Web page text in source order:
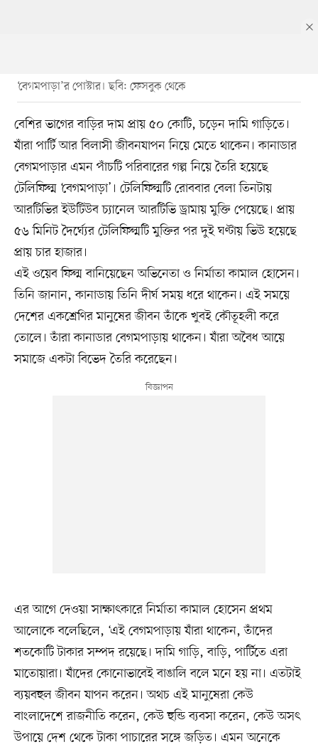
‘বেগমপাড়া’র পোস্টার। ছবি: ফেসবুক থেকে
বেশির ভাগের বাড়ির দাম প্রায় ৫০ কোটি, চড়েন দামি গাড়িতে।
যাঁরা পার্টি আর বিলাসী জীবনযাপন নিয়ে মেতে থাকেন। কানাডার
বেগমপাড়ার এমন পাঁচটি পরিবারের গল্প নিয়ে তৈরি হয়েছে
টেলিফিল্ম ‘বেগমপাড়া’। টেলিফিল্মটি রোববার বেলা তিনটায়
আরটিভির ইউটিউব চ্যানেল আরটিভি ড্রামায় মুক্তি পেয়েছে। প্রায়
৫৬ মিনিট দৈর্ঘ্যের টেলিফিল্মটি মুক্তির পর দুই ঘণ্টায় ভিউ হয়েছে
প্রায় চার হাজার।
এই ওয়েব ফিল্ম বানিয়েছেন অভিনেতা ও নির্মাতা কামাল হোসেন।
তিনি জানান, কানাডায় তিনি দীর্ঘ সময় ধরে থাকেন। এই সময়ে
দেশের একশ্রেণির মানুষের জীবন তাঁকে খুবই কৌতূহলী করে
তোলে। তাঁরা কানাডার বেগমপাড়ায় থাকেন। যাঁরা অবৈধ আয়ে
সমাজে একটা বিভেদ তৈরি করেছেন।
এর আগে দেওয়া সাক্ষাৎকারে নির্মাতা কামাল হোসেন প্রথম
আলোকে বলেছিলে, ‘এই বেগমপাড়ায় যাঁরা থাকেন, তাঁদের
শতকোটি টাকার সম্পদ রয়েছে। দামি গাড়ি, বাড়ি, পার্টিতে এরা
মাতোয়ারা। যাঁদের কোনোভাবেই বাঙালি বলে মনে হয় না। এতটাই
ব্যয়বহুল জীবন যাপন করেন। অথচ এই মানুষেরা কেউ
বাংলাদেশে রাজনীতি করেন, কেউ হুন্ডি ব্যবসা করেন, কেউ অসৎ
উপায়ে দেশ থেকে টাকা পাচারের সঙ্গে জড়িত। এমন অনেকে